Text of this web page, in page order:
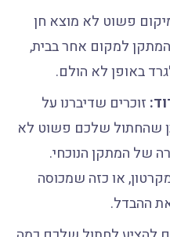
פשוט לא מוצא חן
למקום אחר בבית,
באופן לא הולם.
זוכרים שדיברנו על
שהחתול שלכם פשוט לא
של המתקן הנוכחי.
או כזה שמכוסה
ההבדל.